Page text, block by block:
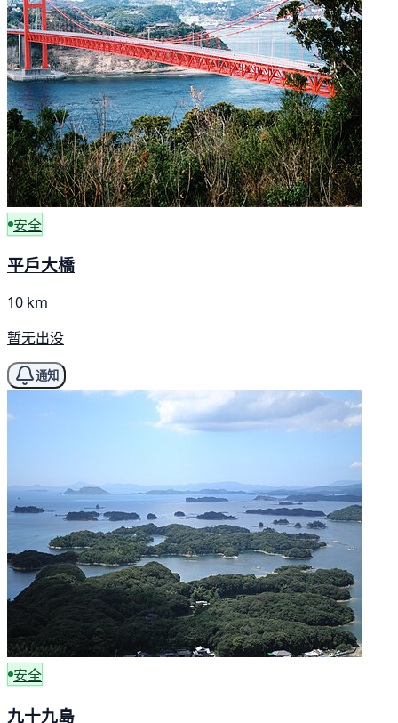
安全
平戶大橋
10 km
暂无出没
通知
安全
九十九島